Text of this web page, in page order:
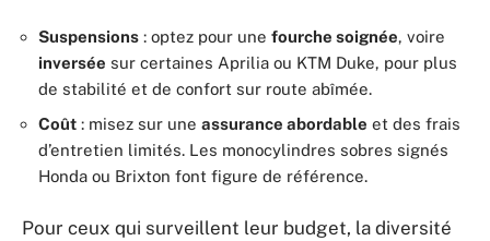
Suspensions : optez pour une fourche soignée, voire
inversée sur certaines Aprilia ou KTM Duke, pour plus
de stabilité et de confort sur route abîmée.
Coût : misez sur une assurance abordable et des frais
d’entretien limités. Les monocylindres sobres signés
Honda ou Brixton font figure de référence.
Pour ceux qui surveillent leur budget, la diversité